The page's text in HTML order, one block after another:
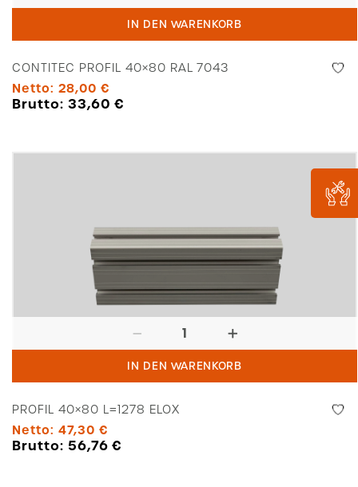
Profil
Menge
IN DEN WARENKORB
CONTITEC PROFIL 40×80 RAL 7043
Netto: 28,00 €
Brutto: 33,60€
40x80
IN DEN WARENKORB
PROFIL 40×80 L=1278 ELOX
Netto: 47,30 €
Brutto: 56,76€